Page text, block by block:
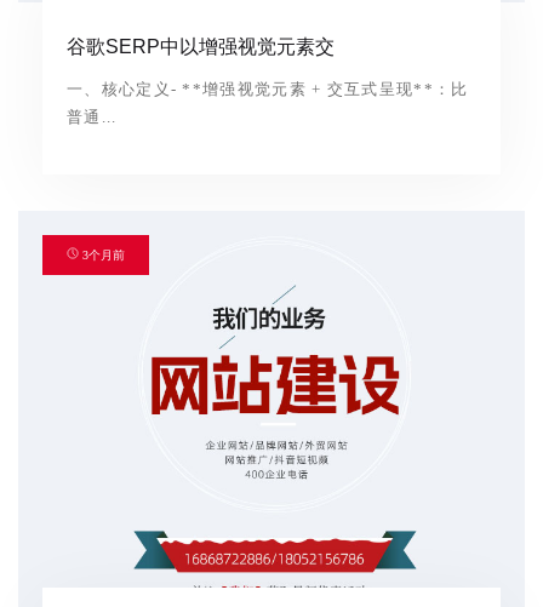
谷歌SERP中以增强视觉元素交
一、核心定义- **增强视觉元素 + 交互式呈现**：比
普通...
3个月前